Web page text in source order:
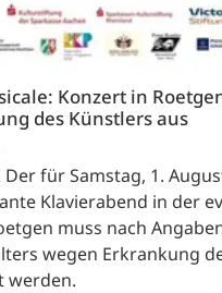
Konzert in
des Künstlers aus
Der für Samstag, 1.
Klavierabend in der
muss nach
wegen Erkrankung
werden.